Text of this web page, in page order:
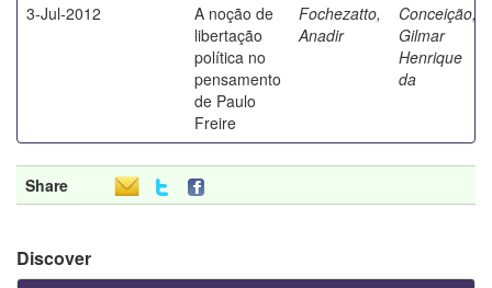
3-Jul-2012
A noção de
libertação
política no
pensamento
de Paulo
Freire
Fochezatto,
Anadir
Conceição,
Gilmar
Henrique
da
Share
Discover